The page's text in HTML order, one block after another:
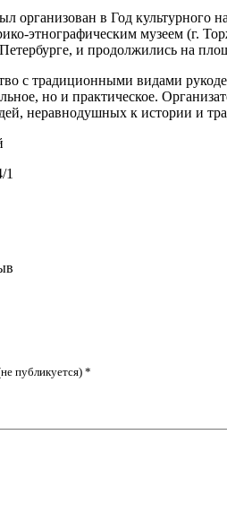
организован в Год
этнографическим музеем (г.
и продолжились на
с традиционными видами
но и практическое.
неравнодушных к истории и
1
публикуется) *